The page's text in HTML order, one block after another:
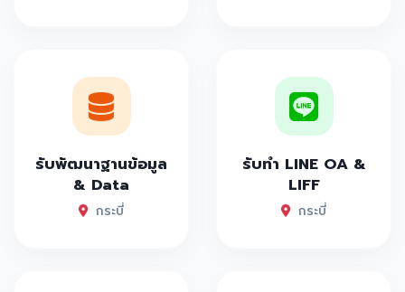
รับพัฒนาฐานข้อมูล
& Data
กระบี่
รับทำ LINE OA &
LIFF
กระบี่